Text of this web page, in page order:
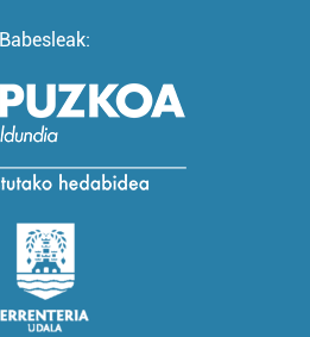
Babesleak: